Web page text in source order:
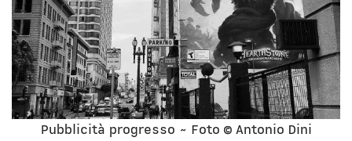
Pubblicità progresso ~ Foto © Antonio Dini